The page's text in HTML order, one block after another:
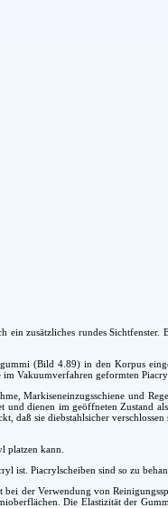
zusätzliches rundes
(Bild 4.89) in den Korpus
Vakuumverfahren geformten
Markiseneinzugsschiene und
dienen im geöffneten Zustand
daß sie diebstahlsicher verschlossen
platzen kann.
ist. Piacrylscheiben sind so zu
der Verwendung von
Die Elastizität der